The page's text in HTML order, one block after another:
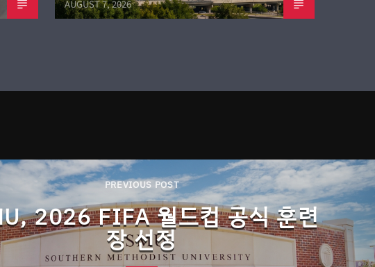
AUGUST 7, 2026
PREVIOUS POST
2026 FIFA 월드컵 공식 훈련
장 선정